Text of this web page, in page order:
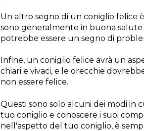
Un altro segno di un coniglio felice
sono generalmente in buona salute
potrebbe essere un segno di
Infine, un coniglio felice avrà un
chiari e vivaci, e le orecchie
non essere felice.
Questi sono solo alcuni dei modi in
tuo coniglio e conoscere i suoi
nell'aspetto del tuo coniglio, è